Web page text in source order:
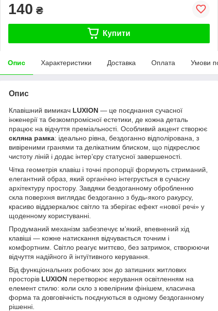
140 ₴
Купити
Опис Характеристики Доставка Оплата Умови
Опис
Клавішний вимикач LUXION — це поєднання сучасної
інженерії та безкомпромісної естетики, де кожна деталь
працює на відчуття преміальності. Особливий акцент створює
скляна рамка: ідеально рівна, бездоганно відполірована, з
вивіреними гранями та делікатним блиском, що підкреслює
чистоту ліній і додає інтер’єру статусної завершеності.
Чітка геометрія клавіш і точні пропорції формують стриманий,
елегантний образ, який органічно інтегрується в сучасну
архітектуру простору. Завдяки бездоганному обробленню
скла поверхня виглядає бездоганно з будь-якого ракурсу,
красиво віддзеркалює світло та зберігає ефект «нової речі» у
щоденному користуванні.
Продуманий механізм забезпечує м’який, впевнений хід
клавіші — кожне натискання відчувається точним і
комфортним. Світло реагує миттєво, без затримок, створюючи
відчуття надійного й інтуїтивного керування.
Від функціональних робочих зон до затишних житлових
просторів LUXION перетворює керування освітленням на
елемент стилю: коли скло з ювелірним фінішем, класична
форма та довговічність поєднуються в одному бездоганному
рішенні.